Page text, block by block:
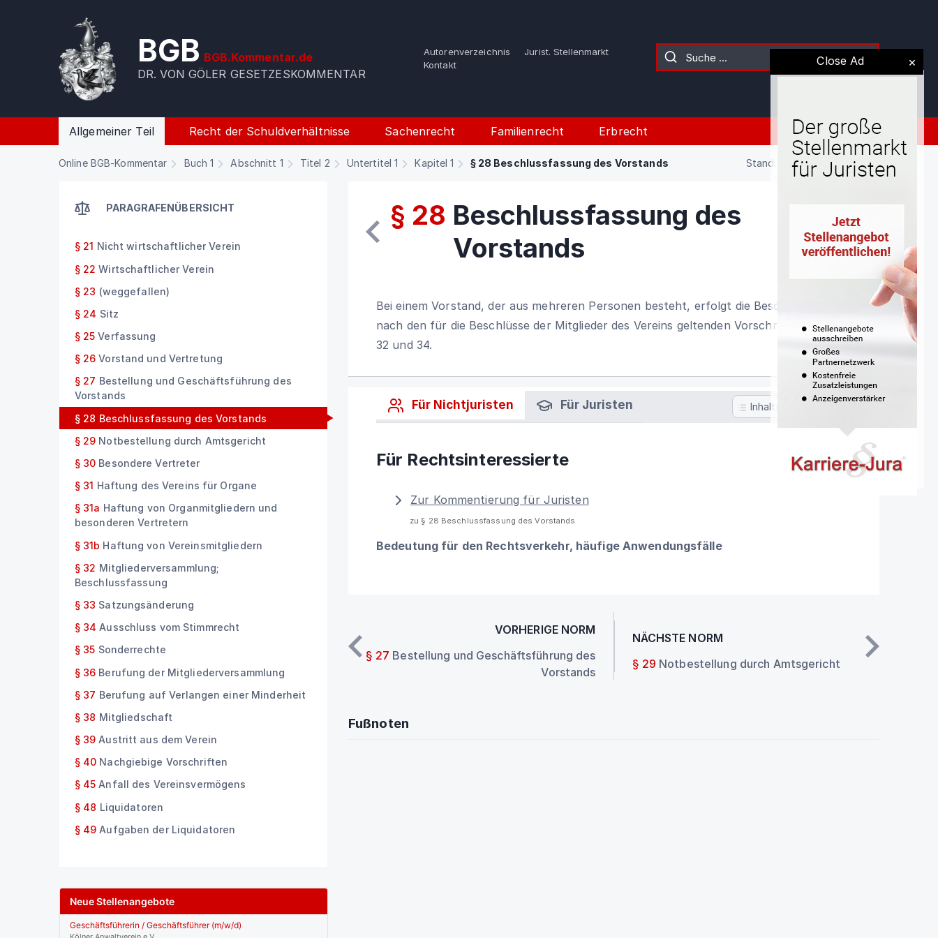
BGB BGB.Kommentar.de
DR. VON GÖLER GESETZESKOMMENTAR
Autorenverzeichnis
Jurist. Stellenmarkt
Kontakt
Allgemeiner Teil Recht der Schuldverhältnisse Sachenrecht Familienrecht Erbrecht
Online BGB-Kommentar Buch 1 Abschnitt 1 Titel 2 Untertitel 1 Kapitel 1 § 28 Beschlussfassung des Vorstands Stand: 02.08.2026 (Gesetz)
Close Ad
PARAGRAFENÜBERSICHT
§ 21 Nicht wirtschaftlicher Verein
§ 22 Wirtschaftlicher Verein
§ 23 (weggefallen)
§ 24 Sitz
§ 25 Verfassung
§ 26 Vorstand und Vertretung
§ 27 Bestellung und Geschäftsführung des
Vorstands
§ 28 Beschlussfassung des Vorstands
§ 29 Notbestellung durch Amtsgericht
§ 30 Besondere Vertreter
§ 31 Haftung des Vereins für Organe
§ 31a Haftung von Organmitgliedern und
besonderen Vertretern
§ 31b Haftung von Vereinsmitgliedern
§ 32 Mitgliederversammlung;
Beschlussfassung
§ 33 Satzungsänderung
§ 34 Ausschluss vom Stimmrecht
§ 35 Sonderrechte
§ 36 Berufung der Mitgliederversammlung
§ 37 Berufung auf Verlangen einer Minderheit
§ 38 Mitgliedschaft
§ 39 Austritt aus dem Verein
§ 40 Nachgiebige Vorschriften
§ 45 Anfall des Vereinsvermögens
§ 48 Liquidatoren
§ 49 Aufgaben der Liquidatoren
§ 28 Beschlussfassung des
Vorstands
Bei einem Vorstand, der aus mehreren Personen besteht, erfolgt die Beschlussfassung
nach den für die Beschlüsse der Mitglieder des Vereins geltenden Vorschriften der §§
32 und 34.
Für Nichtjuristen Für Juristen Inhaltsverzeichnis
Für Rechtsinteressierte
Zur Kommentierung für Juristen
zu § 28 Beschlussfassung des Vorstands
Bedeutung für den Rechtsverkehr, häufige Anwendungsfälle
VORHERIGE NORM
§ 27 Bestellung und Geschäftsführung des
Vorstands
NÄCHSTE NORM
§ 29 Notbestellung durch Amtsgericht
Fußnoten